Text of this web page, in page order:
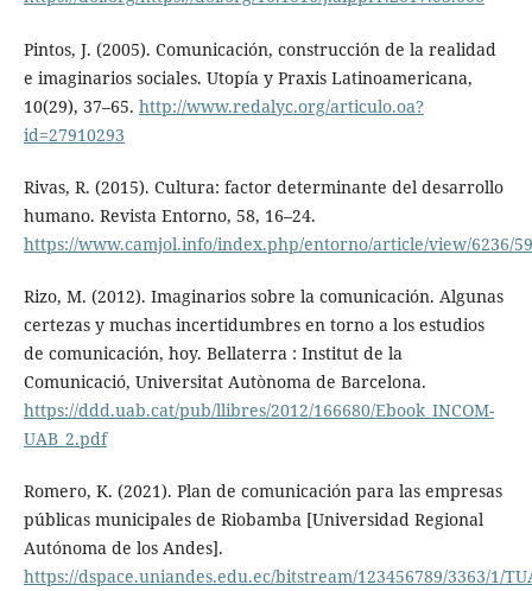
Pintos, J. (2005). Comunicación, construcción de la realidad
e imaginarios sociales. Utopía y Praxis Latinoamericana,
10(29), 37–65. http://www.redalyc.org/articulo.oa?
id=27910293
Rivas, R. (2015). Cultura: factor determinante del desarrollo
humano. Revista Entorno, 58, 16–24.
https://www.camjol.info/index.php/entorno/article/view/6236/
Rizo, M. (2012). Imaginarios sobre la comunicación. Algunas
certezas y muchas incertidumbres en torno a los estudios
de comunicación, hoy. Bellaterra : Institut de la
Comunicació, Universitat Autònoma de Barcelona.
https://ddd.uab.cat/pub/llibres/2012/166680/Ebook_INCOM-
UAB_2.pdf
Romero, K. (2021). Plan de comunicación para las empresas
públicas municipales de Riobamba [Universidad Regional
Autónoma de los Andes].
https://dspace.uniandes.edu.ec/bitstream/123456789/3363/1/